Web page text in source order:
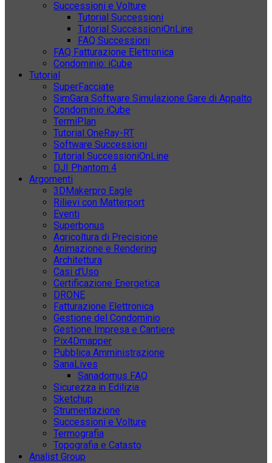
Successioni e Volture
Tutorial Successioni
Tutorial SuccessioniOnLine
FAQ Successioni
FAQ Fatturazione Elettronica
Condominio: iCube
Tutorial
SuperFacciate
SimGara Software Simulazione Gare di Appalto
Condominio iCube
TermiPlan
Tutorial OneRay-RT
Software Successioni
Tutorial SuccessioniOnLine
DJI Phantom 4
Argomenti
3DMakerpro Eagle
Rilievi con Matterport
Eventi
Superbonus
Agricoltura di Precisione
Animazione e Rendering
Architettura
Casi d’Uso
Certificazione Energetica
DRONE
Fatturazione Elettronica
Gestione del Condominio
Gestione Impresa e Cantiere
Pix4Dmapper
Pubblica Amministrazione
SanaLives
Sanadomus FAQ
Sicurezza in Edilizia
Sketchup
Strumentazione
Successioni e Volture
Termografia
Topografia e Catasto
Analist Group